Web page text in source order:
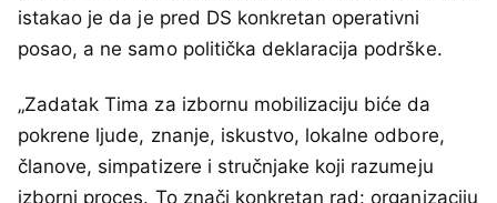
istakao je da je pred DS konkretan operativni
posao, a ne samo politička deklaracija podrške.
„Zadatak Tima za izbornu mobilizaciju biće da
pokrene ljude, znanje, iskustvo, lokalne odbore,
članove, simpatizere i stručnjake koji razumeju
izborni proces. To znači konkretan rad: organizaciju